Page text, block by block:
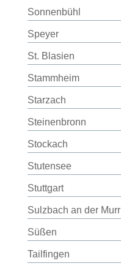
Sonnenbühl
Speyer
St. Blasien
Stammheim
Starzach
Steinenbronn
Stockach
Stutensee
Stuttgart
Sulzbach an der Murr
Süßen
Tailfingen